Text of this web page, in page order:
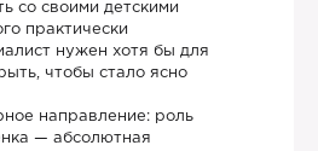
со своими детскими
практически
нужен хотя бы для
чтобы стало ясно
направление: роль
— абсолютная